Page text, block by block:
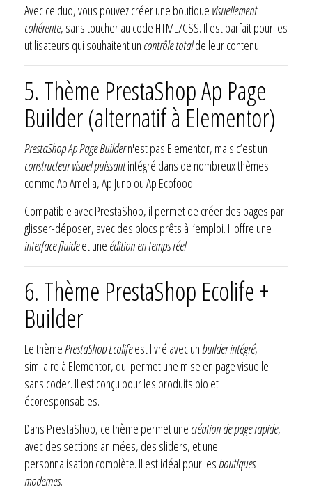
Avec ce duo, vous pouvez créer une boutique visuellement
cohérente, sans toucher au code HTML/CSS. Il est parfait pour les
utilisateurs qui souhaitent un contrôle totalde leur contenu.
5. Thème PrestaShop Ap Page
Builder (alternatif à Elementor)
PrestaShop Ap Page Buildern'est pas Elementor, mais c’est un
constructeur visuel puissantintégré dans de nombreux thèmes
comme Ap Amelia, Ap Juno ou Ap Ecofood.
Compatible avec PrestaShop, il permet de créer des pages par
glisser-déposer, avec des blocs prêts à l’emploi. Il offre une
interface fluideet une édition en temps réel.
6. Thème PrestaShop Ecolife +
Builder
Le thèmePrestaShop Ecolifeest livré avec un builder intégré,
similaire à Elementor, qui permet une mise en page visuelle
sans coder. Il est conçu pour les produits bio et
écoresponsables.
Dans PrestaShop, ce thème permet une création de page rapide,
avec des sections animées, des sliders, et une
personnalisation complète. Il est idéal pour les boutiques
modernes.